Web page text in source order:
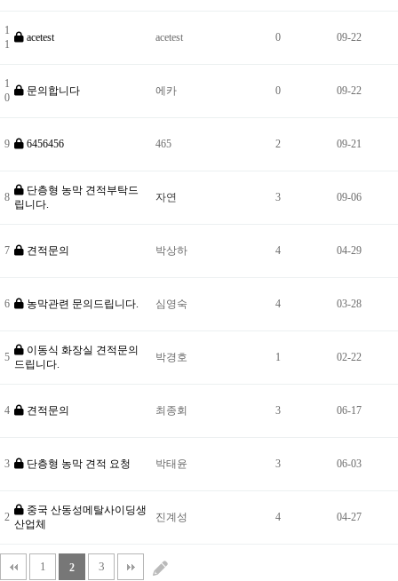
1
1
acetest acetest 0 09-22
1
0
문의합니다 에카 0 09-22
9 6456456 465 2 09-21
8
단층형 농막 견적부탁드
립니다.
자연 3 09-06
7 견적문의 박상하 4 04-29
6 농막관련 문의드립니다. 심영숙 4 03-28
5
이동식 화장실 견적문의
드립니다.
박경호 1 02-22
4 견적문의 최종회 3 06-17
3 단층형 농막 견적 요청 박태윤 3 06-03
2
중국 산동성메탈사이딩생
산업체
진계성 4 04-27
1 2 3